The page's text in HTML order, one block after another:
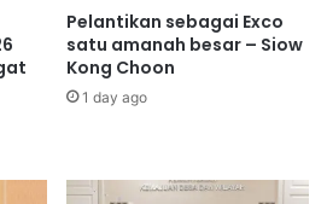
Pelantikan sebagai Exco
satu amanah besar – Siow
Kong Choon
1 day ago